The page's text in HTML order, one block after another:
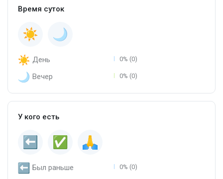
Время суток
День 0% (0)
Вечер 0% (0)
У кого есть
Был раньше 0% (0)